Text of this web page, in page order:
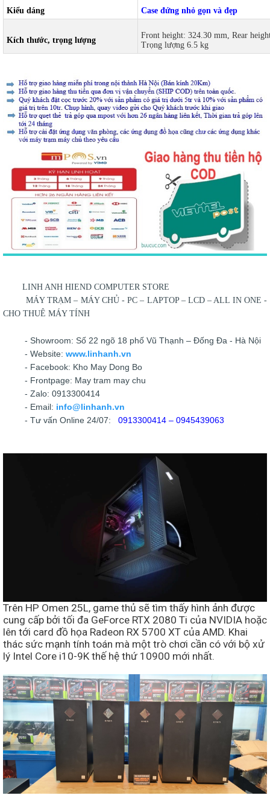
Kiểu dáng Case đứng nhỏ gọn và đẹp
Kích thước, trọng lượng
Front height: 324.30 mm, Rear
Trọng lượng 6.5 kg
LINH ANH HIEND COMPUTER STORE
MÁY TRẠM – MÁY CHỦ - PC – LAPTOP – LCD – ALL IN ONE -
CHO THUÊ MÁY TÍNH
- Showroom: Số 22 ngõ 18 phố Vũ Thạnh – Đống Đa - Hà Nội
- Website: www.linhanh.vn
- Facebook: Kho May Dong Bo
- Frontpage: May tram may chu
- Zalo: 0913300414
- Email: info@linhanh.vn
- Tư vấn Online 24/07:
0913300414 – 0945439063
Trên HP Omen 25L, game thủ sẽ tìm thấy hình ảnh được
cung cấp bởi tối đa GeForce RTX 2080 Ti của NVIDIA hoặc
lên tới card đồ họa Radeon RX 5700 XT của AMD. Khai
thác sức mạnh tính toán mà một trò chơi cần có với bộ xử
lý Intel Core i10-9K thế hệ thứ 10900 mới nhất.